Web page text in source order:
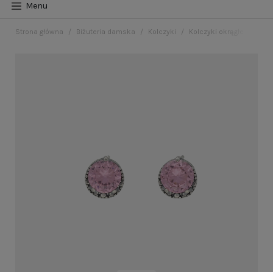
Menu
Strona główna Biżuteria damska Kolczyki Kolczyki okrągłe z